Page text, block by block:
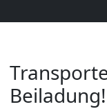
Beiladung!